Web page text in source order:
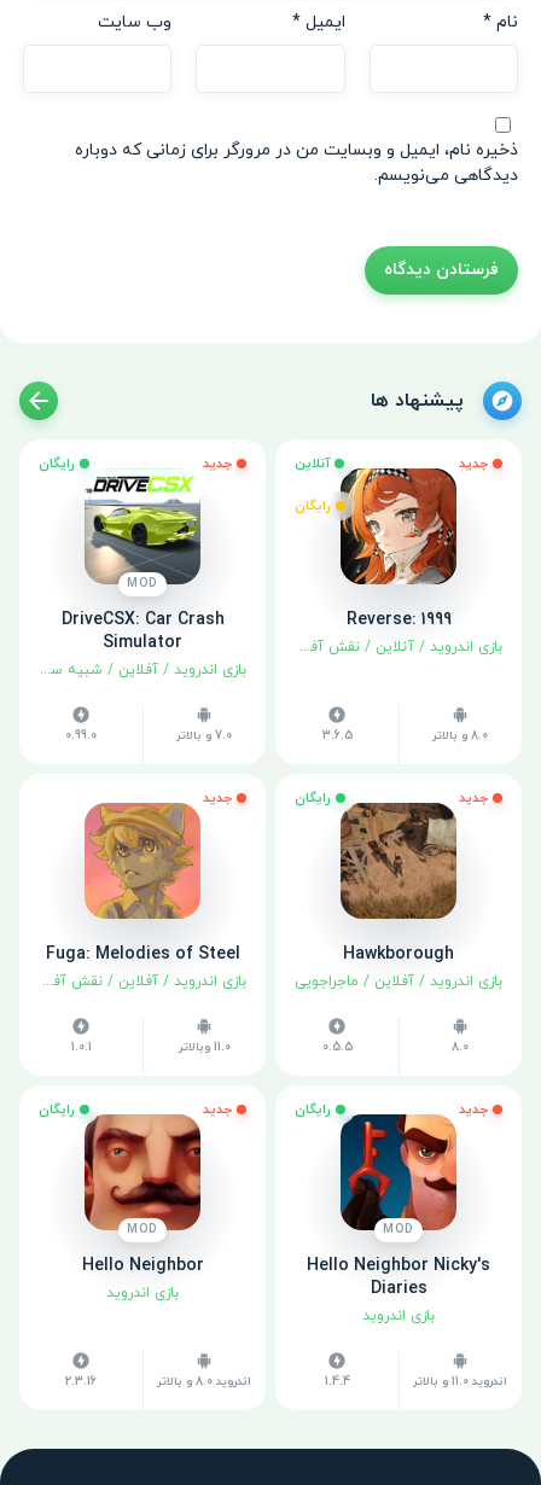
نام * ایمیل* وب‌ سایت
ذخیره نام، ایمیل و وبسایت من در مرورگر برای زمانی که دوباره
دیدگاهی می‌نویسم.
پیشنهاد ها
جدید آنلاین
رایگان
Reverse: 1999
بازی اندروید / آنلاین / نقش آفرینی
8.0 و بالاتر 3.6.5
جدید رایگان
MOD
DriveCSX: Car Crash
Simulator
بازی اندروید / آفلاین / شبیه سازی
7.0 و بالاتر 0.99.0
جدید رایگان
Hawkborough
بازی اندروید / آفلاین / ماجراجویی
8.0
0.5.5
جدید
Fuga: Melodies of Steel
بازی اندروید / آفلاین / نقش آفرینی
11.0 وبالاتر 1.0.1
جدید رایگان
MOD
Hello Neighbor Nicky's
Diaries
بازی اندروید
اندروید 11.0 و بالاتر 1.4.4
جدید رایگان
MOD
Hello Neighbor
بازی اندروید
اندروید 8.0 و بالاتر 2.3.16